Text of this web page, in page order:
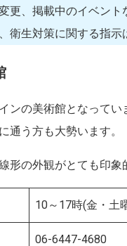
更、掲載中のイベン
衛生対策に関する指示
ンの美術館となって
通う方も大勢います。
形の外観がとても印象
10～17時(金・土
06-6447-4680